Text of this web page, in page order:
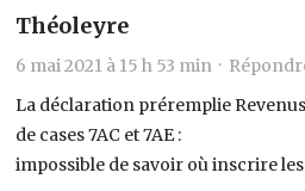
Théoleyre
6 mai 2021 à 15 h 53 min ·
La déclaration préremplie
de cases 7AC et 7AE :
impossible de savoir où inscrire